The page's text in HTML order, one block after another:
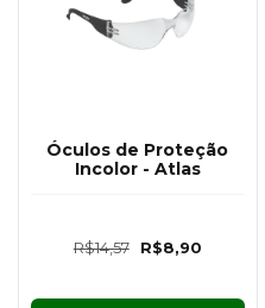
Óculos de Proteção
Incolor - Atlas
R$14,57 R$8,90